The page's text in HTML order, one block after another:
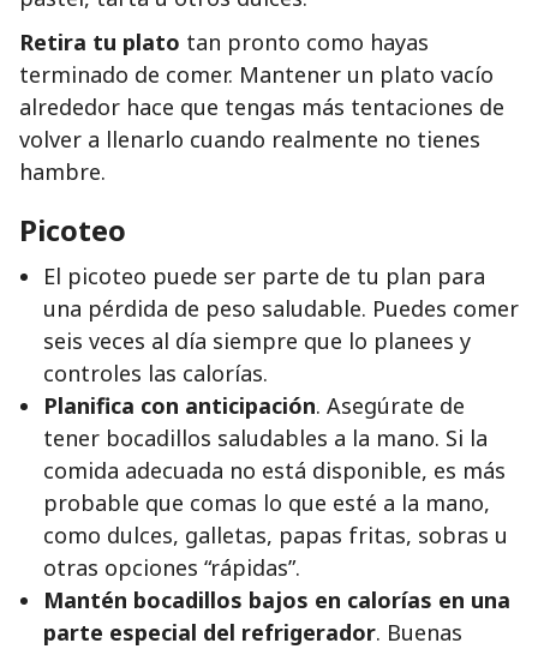
Retira tu plato tan pronto como hayas
terminado de comer. Mantener un plato vacío
alrededor hace que tengas más tentaciones de
volver a llenarlo cuando realmente no tienes
hambre.
Picoteo
El picoteo puede ser parte de tu plan para
una pérdida de peso saludable. Puedes comer
seis veces al día siempre que lo planees y
controles las calorías.
Planifica con anticipación. Asegúrate de
tener bocadillos saludables a la mano. Si la
comida adecuada no está disponible, es más
probable que comas lo que esté a la mano,
como dulces, galletas, papas fritas, sobras u
otras opciones “rápidas”.
Mantén bocadillos bajos en calorías en una
parte especial del refrigerador. Buenas